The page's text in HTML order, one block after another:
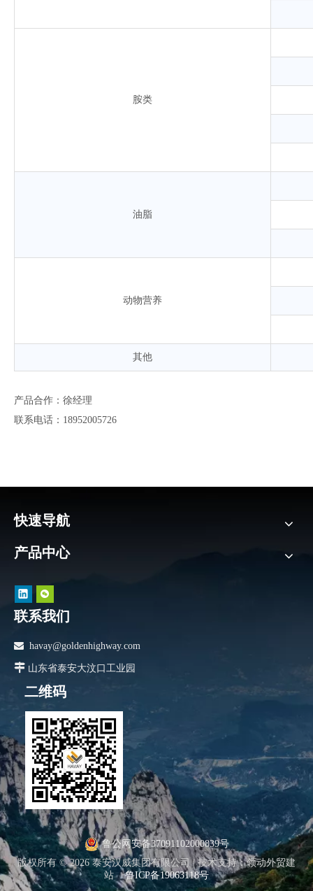
胺类
油脂
动物营养
其他
产品合作：徐经理
联系电话：18952005726
快速导航
产品中心
联系我们
 havay@goldenhighway.com
 山东省泰安大汶口工业园
二维码
鲁公网安备37091102000839号
版权所有 ©2026泰安汉威集团有限公司 |技术支持：领动外贸建
站
鲁ICP备19063118号